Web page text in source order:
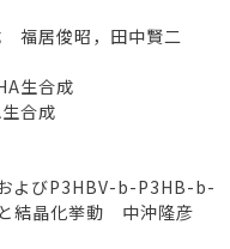
福居俊昭，田中賢二
生合成
合成
よびP3HBV-b-P3HB-b-
結晶化挙動 中沖隆彦